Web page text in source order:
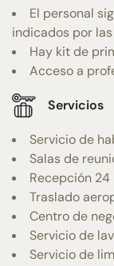
El personal
indicados por
Hay kit de
Acceso a
Servicios
Servicio de
Salas de
Recepción 24
Traslado
Centro de
Servicio de
Servicio de